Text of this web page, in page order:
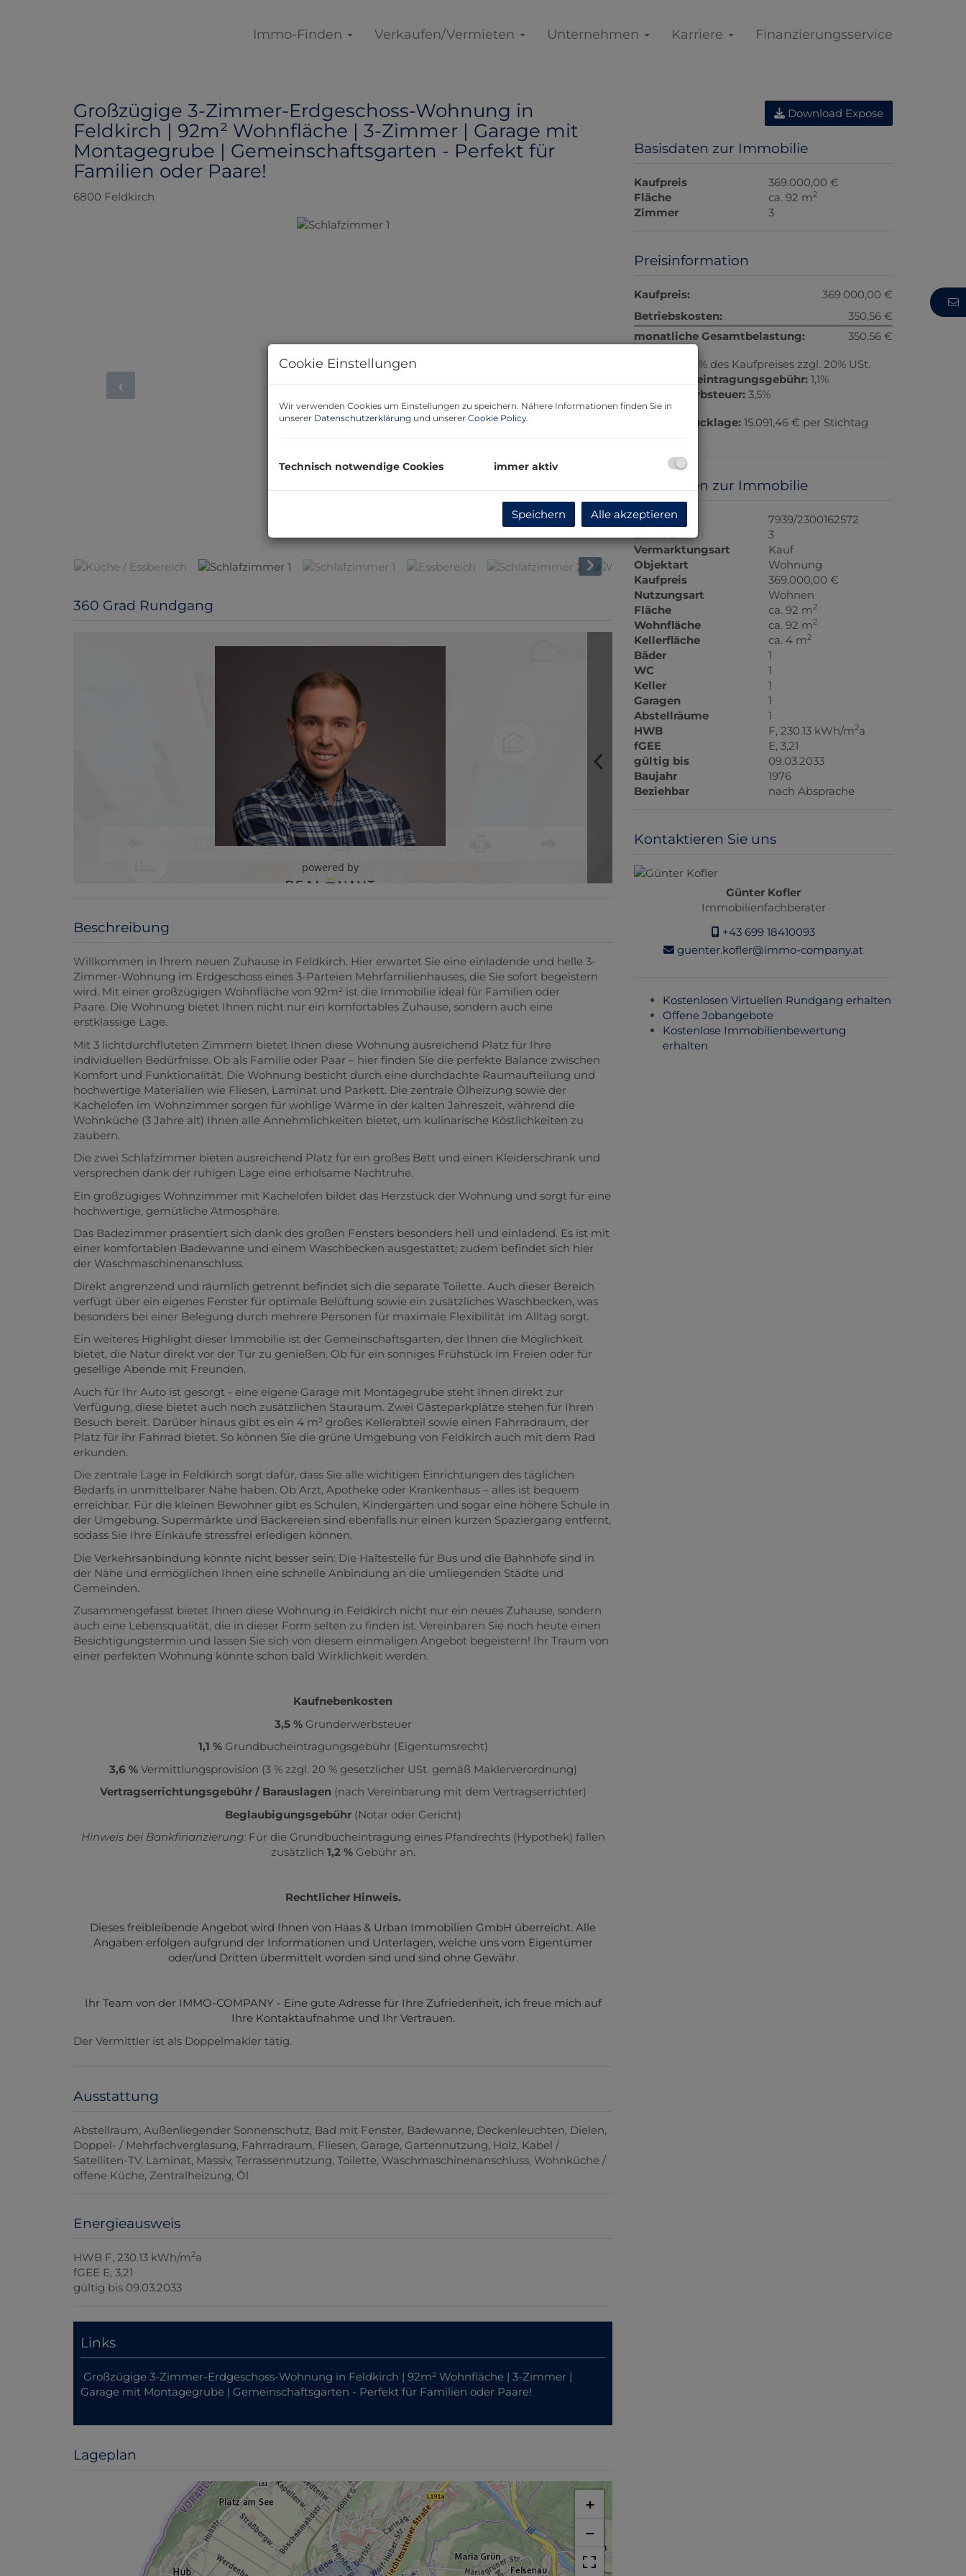
Immo-Finden Verkaufen/Vermieten Unternehmen Karriere Finanzierungsservice
Großzügige 3-Zimmer-Erdgeschoss-Wohnung in
Feldkirch | 92m² Wohnfläche | 3-Zimmer | Garage mit
Montagegrube | Gemeinschaftsgarten - Perfekt für
Familien oder Paare!
6800 Feldkirch
360 Grad Rundgang
Beschreibung
Willkommen in Ihrem neuen Zuhause in Feldkirch. Hier erwartet Sie eine einladende und helle 3-
Zimmer-Wohnung im Erdgeschoss eines 3-Parteien Mehrfamilienhauses, die Sie sofort begeistern
wird. Mit einer großzügigen Wohnfläche von 92m² ist die Immobilie ideal für Familien oder
Paare. Die Wohnung bietet Ihnen nicht nur ein komfortables Zuhause, sondern auch eine
erstklassige Lage.
Mit 3 lichtdurchfluteten Zimmern bietet Ihnen diese Wohnung ausreichend Platz für Ihre
individuellen Bedürfnisse. Ob als Familie oder Paar – hier finden Sie die perfekte Balance zwischen
Komfort und Funktionalität. Die Wohnung besticht durch eine durchdachte Raumaufteilung und
hochwertige Materialien wie Fliesen, Laminat und Parkett. Die zentrale Ölheizung sowie der
Kachelofen im Wohnzimmer sorgen für wohlige Wärme in der kalten Jahreszeit, während die
Wohnküche (3 Jahre alt) Ihnen alle Annehmlichkeiten bietet, um kulinarische Köstlichkeiten zu
zaubern.
Die zwei Schlafzimmer bieten ausreichend Platz für ein großes Bett und einen Kleiderschrank und
versprechen dank der ruhigen Lage eine erholsame Nachtruhe.
Ein großzügiges Wohnzimmer mit Kachelofen bildet das Herzstück der Wohnung und sorgt für eine
hochwertige, gemütliche Atmosphäre.
Das Badezimmer präsentiert sich dank des großen Fensters besonders hell und einladend. Es ist mit
einer komfortablen Badewanne und einem Waschbecken ausgestattet; zudem befindet sich hier
der Waschmaschinenanschluss.
Direkt angrenzend und räumlich getrennt befindet sich die separate Toilette. Auch dieser Bereich
verfügt über ein eigenes Fenster für optimale Belüftung sowie ein zusätzliches Waschbecken, was
besonders bei einer Belegung durch mehrere Personen für maximale Flexibilität im Alltag sorgt.
Ein weiteres Highlight dieser Immobilie ist der Gemeinschaftsgarten, der Ihnen die Möglichkeit
bietet, die Natur direkt vor der Tür zu genießen. Ob für ein sonniges Frühstück im Freien oder für
gesellige Abende mit Freunden.
Auch für Ihr Auto ist gesorgt - eine eigene Garage mit Montagegrube steht Ihnen direkt zur
Verfügung, diese bietet auch noch zusätzlichen Stauraum. Zwei Gästeparkplätze stehen für Ihren
Besuch bereit. Darüber hinaus gibt es ein 4 m² großes Kellerabteil sowie einen Fahrradraum, der
Platz für ihr Fahrrad bietet. So können Sie die grüne Umgebung von Feldkirch auch mit dem Rad
erkunden.
Die zentrale Lage in Feldkirch sorgt dafür, dass Sie alle wichtigen Einrichtungen des täglichen
Bedarfs in unmittelbarer Nähe haben. Ob Arzt, Apotheke oder Krankenhaus – alles ist bequem
erreichbar. Für die kleinen Bewohner gibt es Schulen, Kindergärten und sogar eine höhere Schule in
der Umgebung. Supermärkte und Bäckereien sind ebenfalls nur einen kurzen Spaziergang entfernt,
sodass Sie Ihre Einkäufe stressfrei erledigen können.
Die Verkehrsanbindung könnte nicht besser sein: Die Haltestelle für Bus und die Bahnhöfe sind in
der Nähe und ermöglichen Ihnen eine schnelle Anbindung an die umliegenden Städte und
Gemeinden.
Zusammengefasst bietet Ihnen diese Wohnung in Feldkirch nicht nur ein neues Zuhause, sondern
auch eine Lebensqualität, die in dieser Form selten zu finden ist. Vereinbaren Sie noch heute einen
Besichtigungstermin und lassen Sie sich von diesem einmaligen Angebot begeistern! Ihr Traum von
einer perfekten Wohnung könnte schon bald Wirklichkeit werden.
Kaufnebenkosten
3,5 %Grunderwerbsteuer
1,1 %Grundbucheintragungsgebühr (Eigentumsrecht)
3,6 %Vermittlungsprovision (3 % zzgl. 20 % gesetzlicher USt. gemäß Maklerverordnung)
Vertragserrichtungsgebühr / Barauslagen(nach Vereinbarung mit dem Vertragserrichter)
Beglaubigungsgebühr(Notar oder Gericht)
Hinweis bei Bankfinanzierung:Für die Grundbucheintragung eines Pfandrechts (Hypothek) fallen
zusätzlich 1,2 %Gebühr an.
Rechtlicher Hinweis.
Dieses freibleibende Angebot wird Ihnen von Haas & Urban Immobilien GmbH überreicht. Alle
Angaben erfolgen aufgrund der Informationen und Unterlagen, welche uns vom Eigentümer
oder/und Dritten übermittelt worden sind und sind ohne Gewähr.
Ihr Team von der IMMO-COMPANY - Eine gute Adresse für Ihre Zufriedenheit, ich freue mich auf
Ihre Kontaktaufnahme und Ihr Vertrauen.
Der Vermittler ist als Doppelmakler tätig.
Ausstattung
Abstellraum Außenliegender Sonnenschutz Bad mit Fenster Badewanne Deckenleuchten Dielen
Doppel- / Mehrfachverglasung Fahrradraum Fliesen Garage Gartennutzung Holz Kabel /
Satelliten-TV Laminat Massiv Terrassennutzung Toilette Waschmaschinenanschluss Wohnküche /
offene Küche Zentralheizung Öl
Energieausweis
HWB F, 230.13 kWh/m2a
fGEE E, 3,21
gültig bis 09.03.2033
Links
Großzügige 3-Zimmer-Erdgeschoss-Wohnung in Feldkirch | 92m² Wohnfläche | 3-Zimmer |
Garage mit Montagegrube | Gemeinschaftsgarten - Perfekt für Familien oder Paare!
Lageplan
+
−
Download Expose
Basisdaten zur Immobilie
Kaufpreis
369.000,00 €
Fläche
ca. 92 m2
Zimmer 3
Preisinformation
Kaufpreis:
369.000,00 €
Betriebskosten:
350,56 €
monatliche Gesamtbelastung:
350,56 €
3% des Kaufpreises zzgl. 20% USt.
Grundbucheintragungsgebühr: 1,1%
Grunderwerbsteuer: 3,5%
Reparaturrücklage: 15.091,46 € per Stichtag
Basisdaten zur Immobilie
Objektnr.
7939/2300162572
Zimmer
3
Vermarktungsart
Kauf
Objektart
Wohnung
Kaufpreis
369.000,00 €
Nutzungsart
Wohnen
Fläche
ca. 92 m2
Wohnfläche ca. 92 m2
Kellerfläche ca. 4 m2
Bäder
1
WC
1
Keller
1
Garagen
1
Abstellräume
1
HWB
F, 230.13 kWh/m2a
fGEE
E, 3,21
gültig bis
09.03.2033
Baujahr
1976
Beziehbar
nach Absprache
Kontaktieren Sie uns
Günter Kofler
Immobilienfachberater
+43 699 18410093
guenter.kofler@immo-company.at
Kostenlosen Virtuellen Rundgang erhalten
Offene Jobangebote
Kostenlose Immobilienbewertung
erhalten
Cookie Einstellungen
Wir verwenden Cookies um Einstellungen zu speichern. Nähere Informationen finden Sie in
unserer Datenschutzerklärung und unserer Cookie Policy.
Technisch notwendige Cookies immer aktiv
Speichern Alle akzeptieren